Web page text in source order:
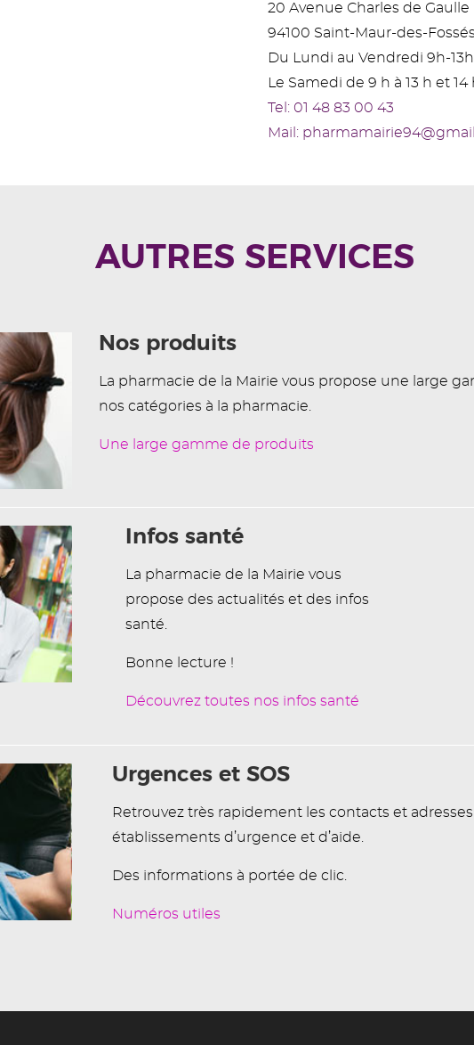
20 Avenue Charles de Gaulle
94100 Saint-Maur-des-Fossés.
Du Lundi au Vendredi 9h-
Le Samedi de 9 h à 13 h et 14
Tel: 01 48 83 00 43
Mail:
AUTRES SERVICES
Nos produits
La pharmacie de la Mairie vous propose une large
nos catégories à la pharmacie.
Une large gamme de produits
Infos santé
La pharmacie de la Mairie vous
propose des actualités et des infos
santé.
Bonne lecture !
Découvrez toutes nos infos santé
Urgences et SOS
Retrouvez très rapidement les contacts et
établissements d’urgence et d’aide.
Des informations à portée de clic.
Numéros utiles